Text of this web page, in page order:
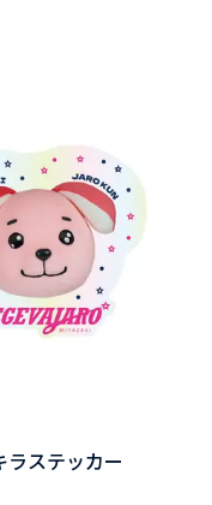
SHOP
たプレーヤー
ラステッカー